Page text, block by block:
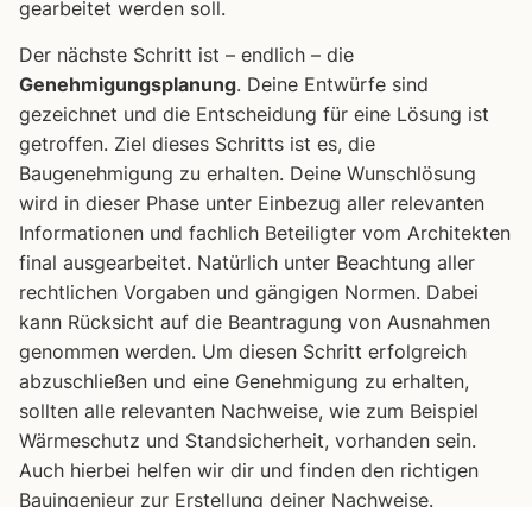
gearbeitet werden soll.
Der nächste Schritt ist – endlich – die
Genehmigungsplanung. Deine Entwürfe sind
gezeichnet und die Entscheidung für eine Lösung ist
getroffen. Ziel dieses Schritts ist es, die
Baugenehmigung zu erhalten. Deine Wunschlösung
wird in dieser Phase unter Einbezug aller relevanten
Informationen und fachlich Beteiligter vom Architekten
final ausgearbeitet. Natürlich unter Beachtung aller
rechtlichen Vorgaben und gängigen Normen. Dabei
kann Rücksicht auf die Beantragung von Ausnahmen
genommen werden. Um diesen Schritt erfolgreich
abzuschließen und eine Genehmigung zu erhalten,
sollten alle relevanten Nachweise, wie zum Beispiel
Wärmeschutz und Standsicherheit, vorhanden sein.
Auch hierbei helfen wir dir und finden den richtigen
Bauingenieur zur Erstellung deiner Nachweise.